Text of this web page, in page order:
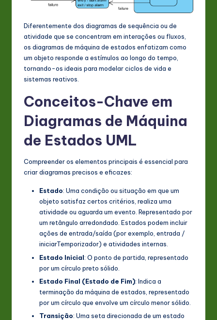
&
o
ft
w
In
Diferentemente dos diagramas de sequência ou de
atividade que se concentram em interações ou fluxos,
os diagramas de máquina de estados enfatizam como
um objeto responde a estímulos ao longo do tempo,
tornando-os ideais para modelar ciclos de vida e
sistemas reativos.
Conceitos-Chave em
Diagramas de Máquina
de Estados UML
Compreender os elementos principais é essencial para
criar diagramas precisos e eficazes:
Estado: Uma condição ou situação em que um
objeto satisfaz certos critérios, realiza uma
atividade ou aguarda um evento. Representado por
um retângulo arredondado. Estados podem incluir
ações de entrada/saída (por exemplo, entrada /
iniciarTemporizador) e atividades internas.
Estado Inicial: O ponto de partida, representado
por um círculo preto sólido.
Estado Final (Estado de Fim): Indica a
terminação da máquina de estados, representado
por um círculo que envolve um círculo menor sólido.
Transição: Uma seta direcionada de um estado